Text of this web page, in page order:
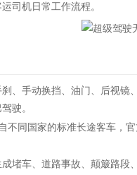
司机日常工作流程。
手动换挡、油门、后视镜
驶。
同国家的标准长途客车，官
车、道路事故、颠簸路段